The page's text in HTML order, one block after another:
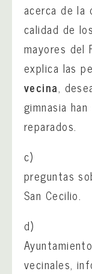
acerca de la
calidad de
mayores del
explica las
vecina,
gimnasia
reparados.
c)
preguntas
San Cecilio.
d)
vecinales,